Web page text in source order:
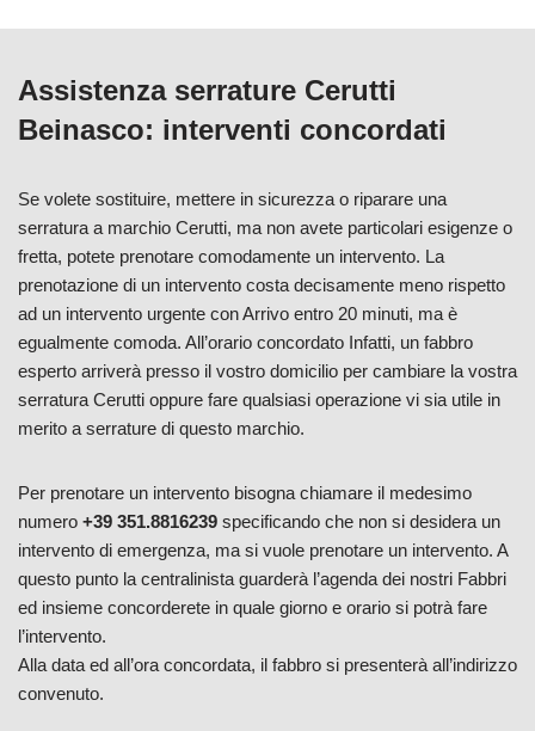
Assistenza serrature Cerutti
Beinasco: interventi concordati
Se volete sostituire, mettere in sicurezza o riparare una
serratura a marchio Cerutti, ma non avete particolari esigenze o
fretta, potete prenotare comodamente un intervento. La
prenotazione di un intervento costa decisamente meno rispetto
ad un intervento urgente con Arrivo entro 20 minuti, ma è
egualmente comoda. All’orario concordato Infatti, un fabbro
esperto arriverà presso il vostro domicilio per cambiare la vostra
serratura Cerutti oppure fare qualsiasi operazione vi sia utile in
merito a serrature di questo marchio.
Per prenotare un intervento bisogna chiamare il medesimo
numero +39 351.8816239 specificando che non si desidera un
intervento di emergenza, ma si vuole prenotare un intervento. A
questo punto la centralinista guarderà l’agenda dei nostri Fabbri
ed insieme concorderete in quale giorno e orario si potrà fare
l’intervento.
Alla data ed all’ora concordata, il fabbro si presenterà all’indirizzo
convenuto.